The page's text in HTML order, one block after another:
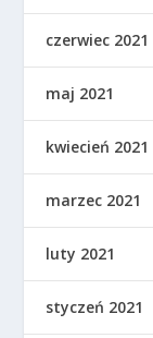
czerwiec 2021
maj 2021
kwiecień 2021
marzec 2021
luty 2021
styczeń 2021